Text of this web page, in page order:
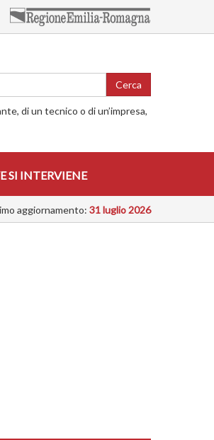
Cerca
di un tecnico o di un’impresa,
SI INTERVIENE
aggiornamento: 31 luglio 2026